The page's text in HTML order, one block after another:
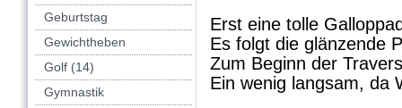
Geburtstag
Gewichtheben
Golf (14)
Gymnastik
Erst eine tolle
Es folgt die glänzende
Zum Beginn der
Ein wenig langsam, da